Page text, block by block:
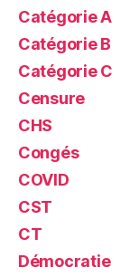
Catégorie A
Catégorie B
Catégorie C
Censure
CHS
Congés
COVID
CST
CT
Démocratie